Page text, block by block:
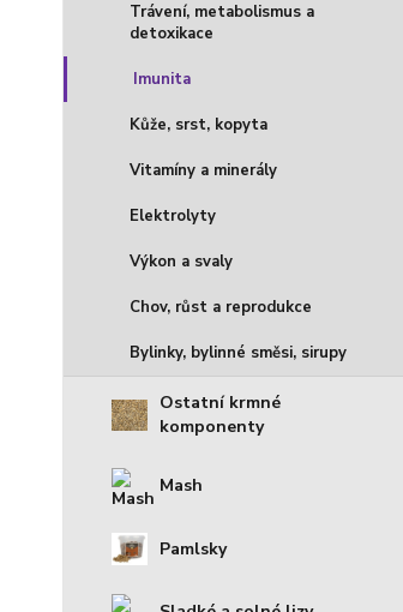
Trávení, metabolismus a
detoxikace
Imunita
Kůže, srst, kopyta
Vitamíny a minerály
Elektrolyty
Výkon a svaly
Chov, růst a reprodukce
Bylinky, bylinné směsi, sirupy
Ostatní krmné
komponenty
Mash
Pamlsky